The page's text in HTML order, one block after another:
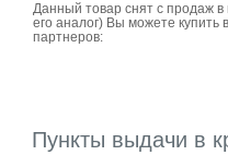
Данный товар снят с продаж
его аналог) Вы можете купить
партнеров:
Пункты выдачи в